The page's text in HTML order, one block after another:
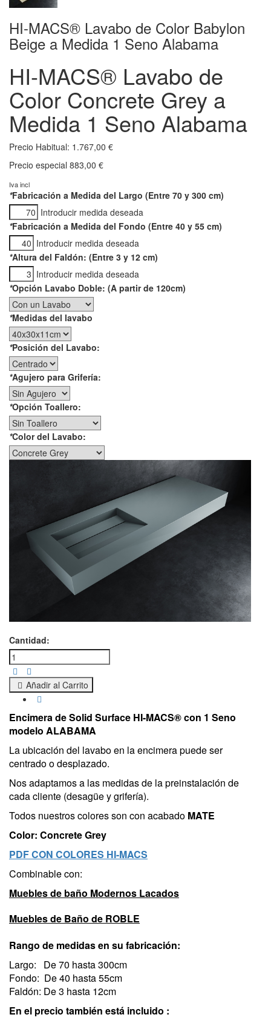
HI-MACS® Lavabo de Color Babylon
Beige a Medida 1 Seno Alabama
HI-MACS® Lavabo de
Color Concrete Grey a
Medida 1 Seno Alabama
Precio Habitual: 1.767,00 €
Precio especial 883,00 €
Iva incl
*Fabricación a Medida del Largo (Entre 70 y 300 cm)
Introducir medida deseada
*Fabricación a Medida del Fondo (Entre 40 y 55 cm)
Introducir medida deseada
*Altura del Faldón: (Entre 3 y 12 cm)
Introducir medida deseada
*Opción Lavabo Doble: (A partir de 120cm)
*Medidas del lavabo
*Posición del Lavabo:
*Agujero para Grifería:
*Opción Toallero:
*Color del Lavabo:
Cantidad:
Añadir al Carrito
Encimera de Solid Surface HI-MACS® con 1 Seno
modelo ALABAMA
La ubicación del lavabo en la encimera puede ser
centrado o desplazado.
Nos adaptamos a las medidas de la preinstalación de
cada cliente (desagüe y grifería).
Todos nuestros colores son con acabado MATE
Color: Concrete Grey
PDF CON COLORES HI-MACS
Combinable con:
Muebles de baño Modernos Lacados
Muebles de Baño de ROBLE
Rango de medidas en su fabricación:
Largo: De 70 hasta 300cm
Fondo: De 40 hasta 55cm
Faldón: De 3 hasta 12cm
En el precio también está incluido :